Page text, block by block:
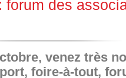
forum des
venez très
foire-à-tout,